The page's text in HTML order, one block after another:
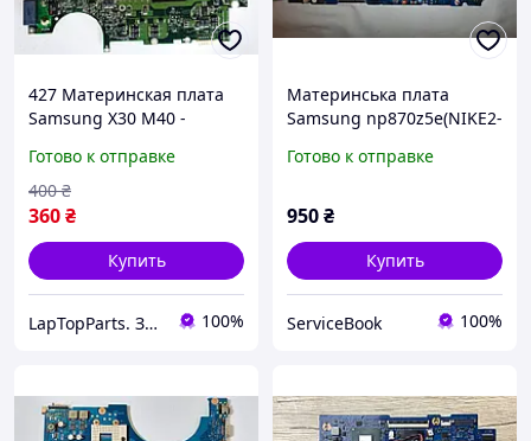
427 Материнская плата
Samsung X30 M40 -
00392A BA92-02467A
Готово к отправке
360₴
400 ₴
Купить
LapTopParts. Запчасти к ноутбукам и ПК б/у 100%
Материнська плата
Samsung np870z5e(NIKE2-
Готово к отправке
950₴
Купить
ServiceBook 100%